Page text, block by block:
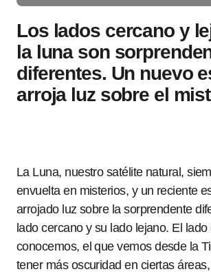
Los lados cercano y
la luna son
diferentes. Un nuevo
arroja luz sobre el
La Luna, nuestro satélite natural,
envuelta en misterios, y un reciente
arrojado luz sobre la sorprendente
lado cercano y su lado lejano. El
conocemos, el que vemos desde la
tener más oscuridad en ciertas